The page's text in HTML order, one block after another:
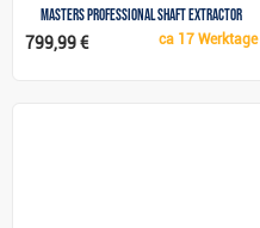
Masters Professional Shaft Extractor
ca 17 Werktage
799,99 €